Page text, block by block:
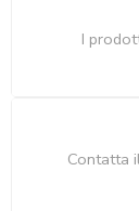
I
Contatta